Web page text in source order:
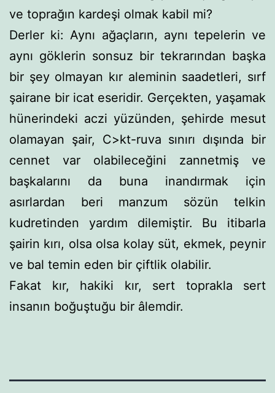
ve toprağın kardeşi ol­mak kabil mi?
Derler ki: Aynı ağaçların, aynı tepelerin ve
aynı göklerin sonsuz bir tekrarından başka
bir şey olmayan kır aleminin saadetleri, sırf
şairane bir icat eseridir. Gerçekten, yaşamak
hünerindeki aczi yüzünden, şehirde mesut
olamayan şair, C>kt-ruva sınırı dışında bir
cennet var olabileceğini zannetmiş ve
başkalarını da buna inandırmak için
asırlardan beri manzum sözün telkin
kudretinden yardım dilemiştir. Bu itibarla
şairin kırı, olsa olsa kolay süt, ekmek, peynir
ve bal temin eden bir çiftlik olabilir.
Fakat kır, hakiki kır, sert toprakla sert
insanın boğuştuğu bir âlemdir.